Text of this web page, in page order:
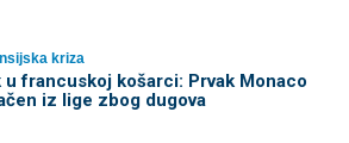
kriza
u francuskoj košarci: Prvak Monaco
iz lige zbog dugova